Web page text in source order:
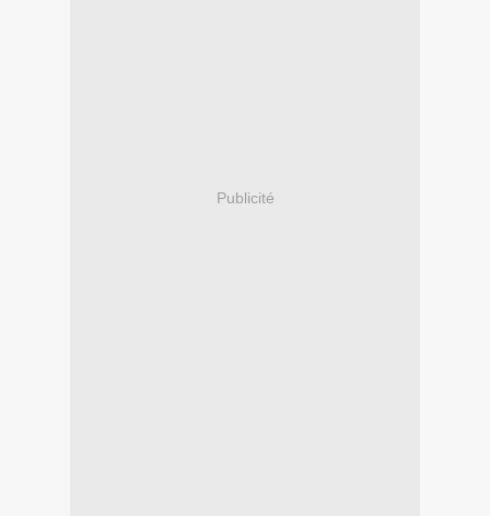
Publicité